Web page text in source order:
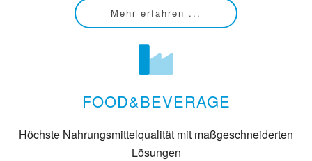
Mehr erfahren ...
FOOD&BEVERAGE
Höchste Nahrungsmittelqualität mit maßgeschneiderten
Lösungen